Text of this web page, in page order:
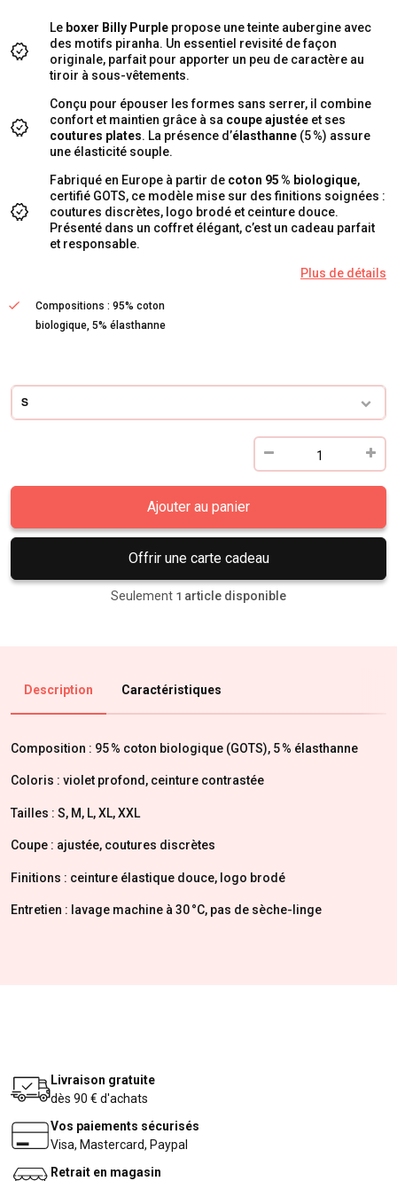
Le boxer Billy Purple propose une teinte aubergine avec
des motifs piranha. Un essentiel revisité de façon
originale, parfait pour apporter un peu de caractère au
tiroir à sous-vêtements.
Conçu pour épouser les formes sans serrer, il combine
confort et maintien grâce à sa coupe ajustée et ses
coutures plates. La présence d’élasthanne (5 %) assure
une élasticité souple.
Fabriqué en Europe à partir de coton 95 % biologique,
certifié GOTS, ce modèle mise sur des finitions soignées :
coutures discrètes, logo brodé et ceinture douce.
Présenté dans un coffret élégant, c’est un cadeau parfait
et responsable.
Plus de détails
Compositions : 95% coton
biologique, 5% élasthanne
Ajouter au panier
Offrir une carte cadeau
Seulement 1 article disponible
Description Caractéristiques
Composition : 95 % coton biologique (GOTS), 5 % élasthanne
Coloris : violet profond, ceinture contrastée
Tailles : S, M, L, XL, XXL
Coupe : ajustée, coutures discrètes
Finitions : ceinture élastique douce, logo brodé
Entretien : lavage machine à 30 °C, pas de sèche-linge
Livraison gratuite
dès 90 € d'achats
Vos paiements sécurisés
Visa, Mastercard, Paypal
Retrait en magasin